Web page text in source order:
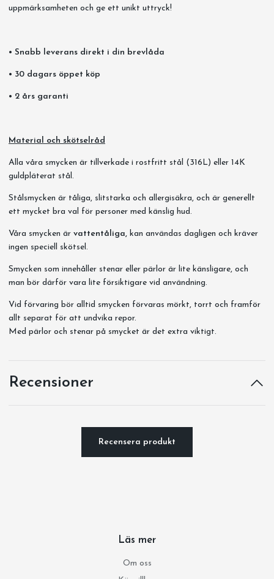
uppmärksamheten och ge ett unikt uttryck!
• Snabb leverans direkt i din brevlåda
• 30 dagars öppet köp
• 2 års garanti
Material och skötselråd
Alla våra smycken är tillverkade i rostfritt stål (316L) eller 14K
guldpläterat stål.
Stålsmycken är tåliga, slitstarka och allergisäkra, och är generellt
ett mycket bra val för personer med känslig hud.
Våra smycken är vattentåliga, kan användas dagligen och kräver
ingen speciell skötsel.
Smycken som innehåller stenar eller pärlor är lite känsligare, och
man bör därför vara lite försiktigare vid användning.
Vid förvaring bör alltid smycken förvaras mörkt, torrt och framför
allt separat för att undvika repor.
Med pärlor och stenar på smycket är det extra viktigt.
Recensioner
Recensera produkt
Läs mer
Om oss